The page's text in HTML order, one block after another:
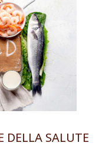
DELLA SALUTE